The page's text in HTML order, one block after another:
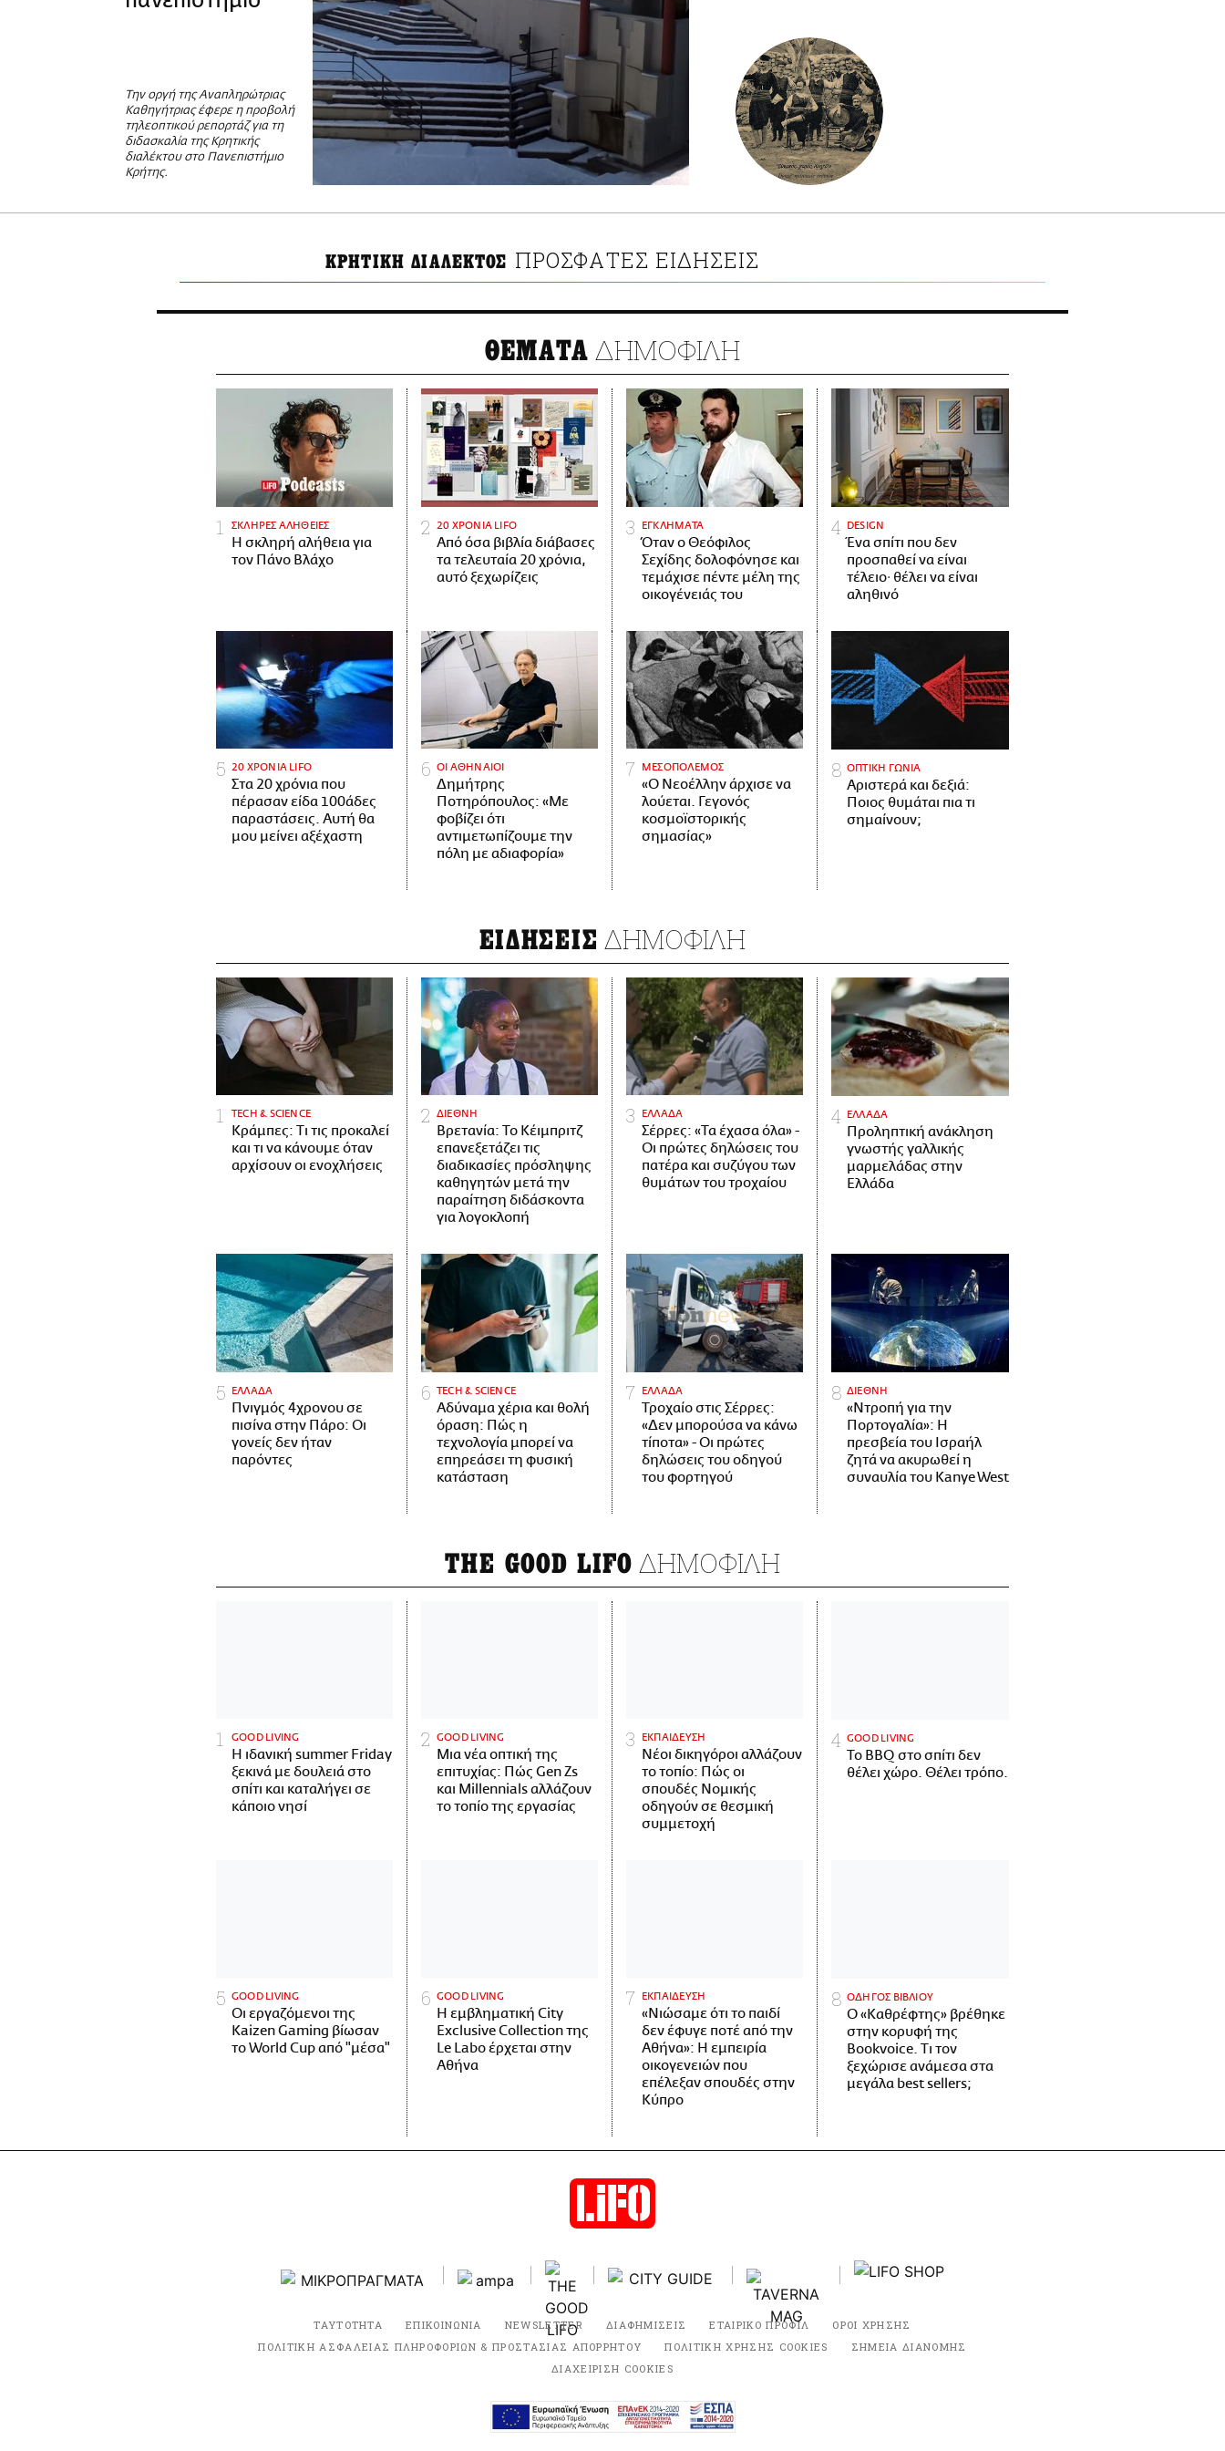
Την οργή της Αναπληρώτριας
Καθηγήτριας έφερε η προβολή
τηλεοπτικού ρεπορτάζ για τη
διδασκαλία της Κρητικής
διαλέκτου στο Πανεπιστήμιο
Κρήτης.
ΚΡΗΤΙΚΗ ΔΙΑΛΕΚΤΟΣ ΠΡΟΣΦΑΤΕΣ ΕΙΔΗΣΕΙΣ
ΘΕΜΑΤΑ ΔΗΜΟΦΙΛΗ
ΣΚΛΗΡΕΣ ΑΛΗΘΕΙΕΣ
H σκληρή αλήθεια για
τον Πάνο Βλάχο
20 ΧΡΟΝΙΑ LIFO
Από όσα βιβλία διάβασες
τα τελευταία 20 χρόνια,
αυτό ξεχωρίζεις
ΕΓΚΛΗΜΑΤΑ
Όταν ο Θεόφιλος
Σεχίδης δολοφόνησε και
τεμάχισε πέντε μέλη της
οικογένειάς του
DESIGN
Ένα σπίτι που δεν
προσπαθεί να είναι
τέλειο· θέλει να είναι
αληθινό
20 ΧΡΟΝΙΑ LIFO
Στα 20 χρόνια που
πέρασαν είδα 100άδες
παραστάσεις. Αυτή θα
μου μείνει αξέχαστη
ΟΙ ΑΘΗΝΑΙΟΙ
Δημήτρης
Ποτηρόπουλος: «Με
φοβίζει ότι
αντιμετωπίζουμε την
πόλη με αδιαφορία»
ΜΕΣΟΠΟΛΕΜΟΣ
«Ο Νεοέλλην άρχισε να
λούεται. Γεγονός
κοσμοϊστορικής
σημασίας»
ΟΠΤΙΚΗ ΓΩΝΙΑ
Αριστερά και δεξιά:
Ποιος θυμάται πια τι
σημαίνουν;
ΕΙΔΗΣΕΙΣ ΔΗΜΟΦΙΛΗ
ΤECH & SCIENCE
Κράμπες: Τι τις προκαλεί
και τι να κάνουμε όταν
αρχίσουν οι ενοχλήσεις
ΔΙΕΘΝΗ
Βρετανία: Το Κέιμπριτζ
επανεξετάζει τις
διαδικασίες πρόσληψης
καθηγητών μετά την
παραίτηση διδάσκοντα
για λογοκλοπή
ΕΛΛΑΔΑ
Σέρρες: «Τα έχασα όλα» -
Οι πρώτες δηλώσεις του
πατέρα και συζύγου των
θυμάτων του τροχαίου
ΕΛΛΑΔΑ
Προληπτική ανάκληση
γνωστής γαλλικής
μαρμελάδας στην
Ελλάδα
ΕΛΛΑΔΑ
Πνιγμός 4χρονου σε
πισίνα στην Πάρο: Οι
γονείς δεν ήταν
παρόντες
ΤECH & SCIENCE
Αδύναμα χέρια και θολή
όραση: Πώς η
τεχνολογία μπορεί να
επηρεάσει τη φυσική
κατάσταση
ΕΛΛΑΔΑ
Τροχαίο στις Σέρρες:
«Δεν μπορούσα να κάνω
τίποτα» - Οι πρώτες
δηλώσεις του οδηγού
του φορτηγού
ΔΙΕΘΝΗ
«Ντροπή για την
Πορτογαλία»: Η
πρεσβεία του Ισραήλ
ζητά να ακυρωθεί η
συναυλία του Kanye West
THE GOOD LIFO ΔΗΜΟΦΙΛΗ
GOOD LIVING
Η ιδανική summer Friday
ξεκινά με δουλειά στο
σπίτι και καταλήγει σε
κάποιο νησί
GOOD LIVING
Μια νέα οπτική της
επιτυχίας: Πώς Gen Zs
και Millennials αλλάζουν
το τοπίο της εργασίας
ΕΚΠΑΙΔΕΥΣΗ
Νέοι δικηγόροι αλλάζουν
το τοπίο: Πώς οι
σπουδές Νομικής
οδηγούν σε θεσμική
συμμετοχή
GOOD LIVING
Το BBQ στο σπίτι δεν
θέλει χώρο. Θέλει τρόπο.
GOOD LIVING
Οι εργαζόμενοι της
Kaizen Gaming βίωσαν
το World Cup από "μέσα"
GOOD LIVING
Η εμβληματική City
Exclusive Collection της
Le Labo έρχεται στην
Αθήνα
ΕΚΠΑΙΔΕΥΣΗ
«Νιώσαμε ότι το παιδί
δεν έφυγε ποτέ από την
Αθήνα»: Η εμπειρία
οικογενειών που
επέλεξαν σπουδές στην
Κύπρο
ΟΔΗΓΟΣ ΒΙΒΛΙΟΥ
Ο «Καθρέφτης» βρέθηκε
στην κορυφή της
Bookvoice. Τι τον
ξεχώρισε ανάμεσα στα
μεγάλα best sellers;
ΤΑΥΤΟΤΗΤΑ ΕΠΙΚΟΙΝΩΝΙΑ NEWSLETTER ΔΙΑΦΗΜΙΣΕΙΣ ΕΤΑΙΡΙΚΟ ΠΡΟΦΙΛ
ΟΡΟΙ ΧΡΗΣΗΣ
ΠΟΛΙΤΙΚΗ ΑΣΦΑΛΕΙΑΣ ΠΛΗΡΟΦΟΡΙΩΝ & ΠΡΟΣΤΑΣΙΑΣ ΑΠΟΡΡΗΤΟΥ
ΠΟΛΙΤΙΚΗ ΧΡΗΣΗΣ COOKIES
ΣΗΜΕΙΑ ΔΙΑΝΟΜΗΣ
ΔΙΑΧΕΙΡΙΣΗ COOKIES